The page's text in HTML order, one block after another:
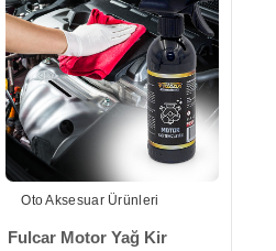
Oto Aksesuar Ürünleri
Fulcar Motor Yağ Kir